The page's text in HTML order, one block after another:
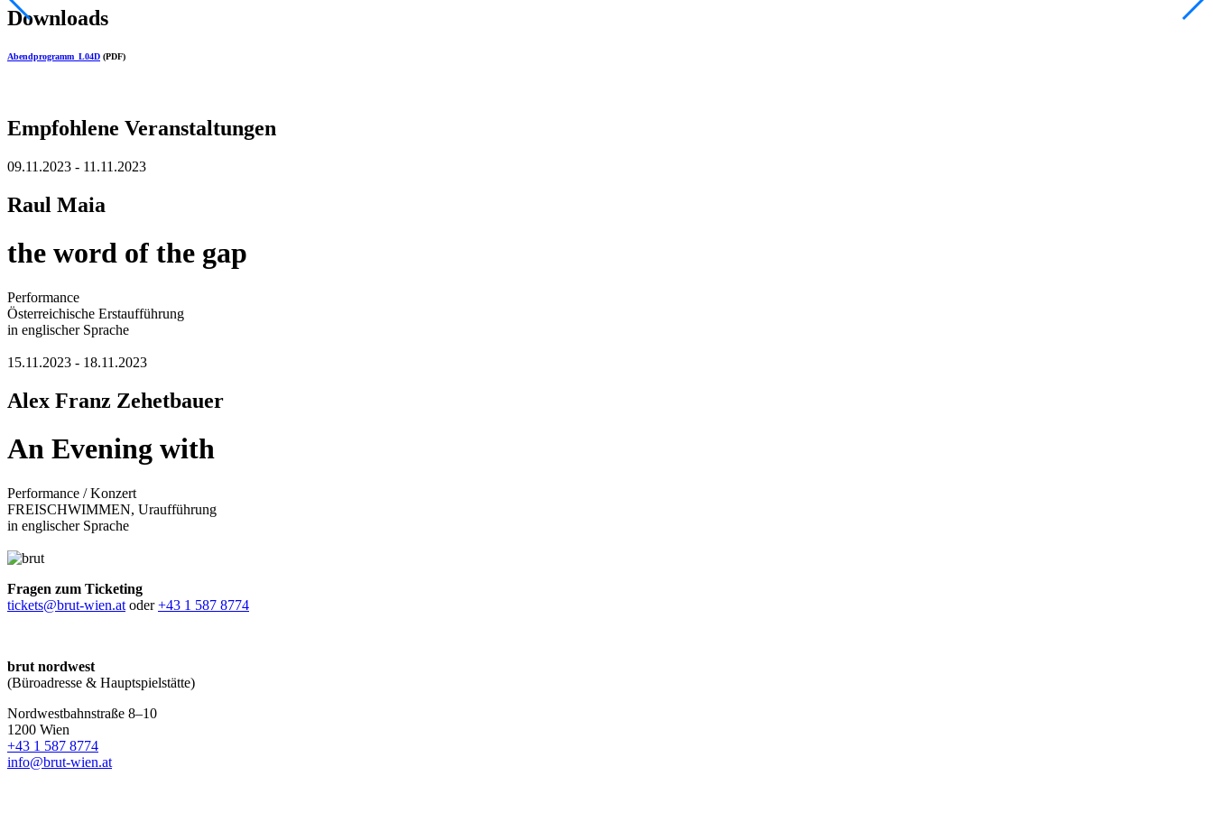
Downloads
Abendprogramm_L04D (PDF)
Empfohlene Veranstaltungen
09.11.2023 - 11.11.2023
Raul Maia
the word of the gap
Performance
Österreichische Erstaufführung
in englischer Sprache
15.11.2023 - 18.11.2023
Alex Franz Zehetbauer
An Evening with
Performance / Konzert
FREISCHWIMMEN, Uraufführung
in englischer Sprache
Fragen zum Ticketing
tickets@brut-wien.at oder+43 1 587 8774
brut nordwest
(Büroadresse & Hauptspielstätte)
Nordwestbahnstraße 8–10
1200 Wien
+43 1 587 8774
info@brut-wien.at